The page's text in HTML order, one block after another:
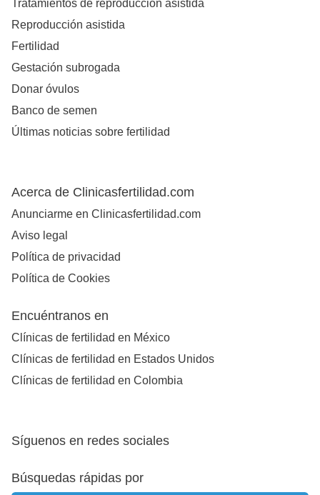
Tratamientos de reproducción asistida
Reproducción asistida
Fertilidad
Gestación subrogada
Donar óvulos
Banco de semen
Últimas noticias sobre fertilidad
Acerca de Clinicasfertilidad.com
Anunciarme en Clinicasfertilidad.com
Aviso legal
Política de privacidad
Política de Cookies
Encuéntranos en
Clínicas de fertilidad en México
Clínicas de fertilidad en Estados Unidos
Clínicas de fertilidad en Colombia
Síguenos en redes sociales
Búsquedas rápidas por